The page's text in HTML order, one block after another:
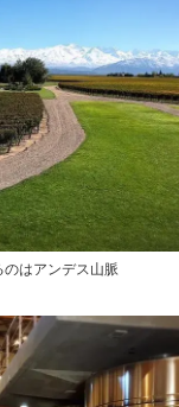
はアンデス山脈